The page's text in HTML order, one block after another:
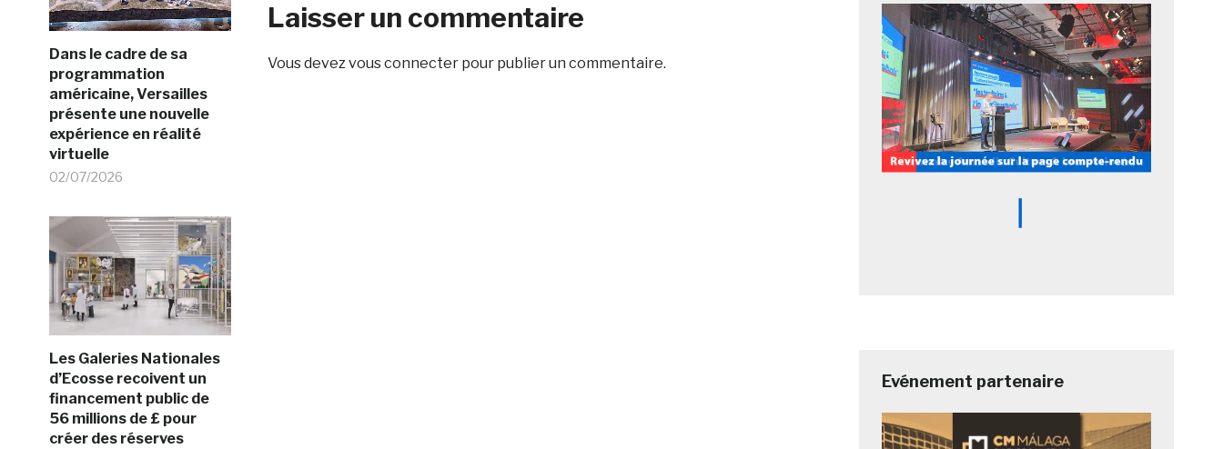
Dans le cadre de sa
programmation
américaine, Versailles
présente une nouvelle
expérience en réalité
virtuelle
02/07/2026
Les Galeries Nationales
d’Ecosse recoivent un
financement public de
56 millions de £ pour
créer des réserves
Laisser un commentaire
Vous devezvous connecterpour publier un commentaire.
Evénement partenaire